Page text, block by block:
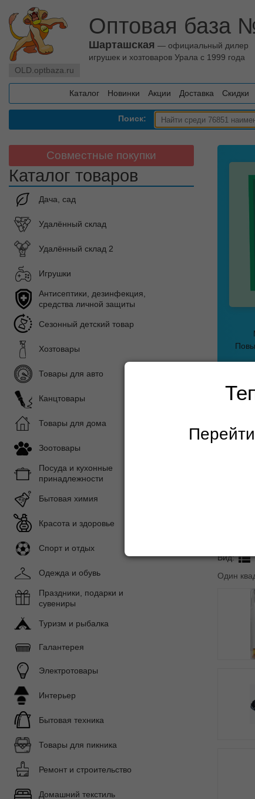
OLD.optbaza.ru
Оптовая база
Шарташская — официальный дилер
игрушек и хозтоваров Урала с 1999 года
Каталог Новинки Акции Доставка Скидки
Поиск:
Вид:
Один
Совместные покупки
Каталог товаров
Дача, сад
Удалённый склад
Удалённый склад 2
Игрушки
Антисептики, дезинфекция,
средства личной защиты
Сезонный детский товар
Хозтовары
Товары для авто
Канцтовары
Товары для дома
Зоотовары
Посуда и кухонные
принадлежности
Бытовая химия
Красота и здоровье
Спорт и отдых
Одежда и обувь
Праздники, подарки и
сувениры
Туризм и рыбалка
Галантерея
Электротовары
Интерьер
Бытовая техника
Товары для пикника
Ремонт и строительство
Домашний текстиль